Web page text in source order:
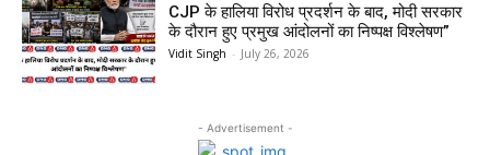
CJP के हालिया विरोध प्रदर्शन के बाद, मोदी सरकार
के दौरान हुए प्रमुख आंदोलनों का निष्पक्ष विश्लेषण”
Vidit Singh - July 26, 2026
- Advertisement -